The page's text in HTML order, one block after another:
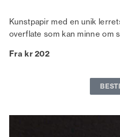
Kunstpapir med en unik
overflate som kan minne om
Fra kr 202